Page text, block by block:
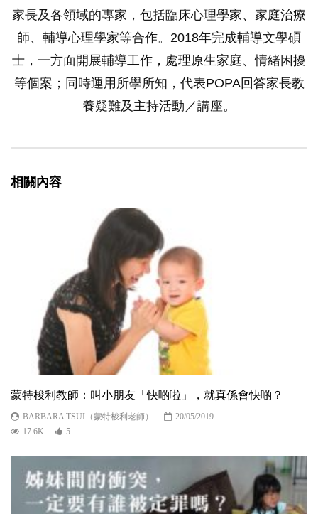
家長及各領域的專家，包括臨床心理學家、家庭治療
師、輔導心理學家等合作。2018年完成輔導文學碩
士，一方面開展輔導工作，處理原生家庭、情緒困擾
等個案；同時運用所學所知，代表POPA回答家長教
養疑難及主持活動／講座。
相關內容
蒙特梭利教師：叫小朋友「快啲啦」，就真係會快啲？
BARBARA TSUI（蒙特梭利老師）
20/05/2019
17.6K
5